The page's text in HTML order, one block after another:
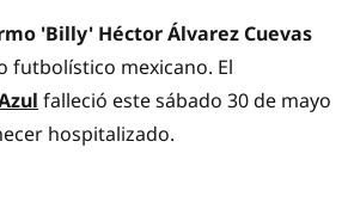
'Billy' Héctor Álvarez Cuevas
futbolístico mexicano. El
falleció este sábado 30 de mayo
hospitalizado.